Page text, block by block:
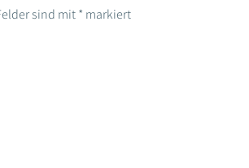
sind mit* markiert